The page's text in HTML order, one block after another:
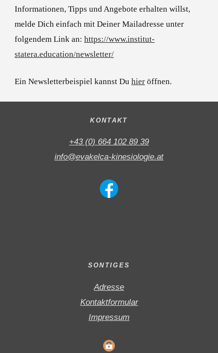
Informationen, Tipps und Angebote erhalten willst,
melde Dich einfach mit Deiner Mailadresse unter
folgendem Link an: https://www.institut-
statera.education/newsletter/
Ein Newsletterbeispiel kannst Du hier öffnen.
KONTAKT
+43 (0) 664 102 89 39
info@evakelca-kinesiologie.at
SONTIGES
Adresse
Kontaktformular
Impressum